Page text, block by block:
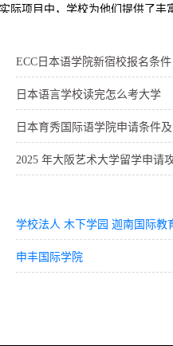
项目中，学校为他们提供了丰
(理论)、人文研究科
要丰富的学术资料、研究设备以
资源支持。
ECC日本语学院新宿校报名条件
日本语言学校读完怎么考大学
日本育秀国际语学院申请条件
2025 年大阪艺术大学留学申请
学校法人 木下学园 迦南国际教
申丰国际学院